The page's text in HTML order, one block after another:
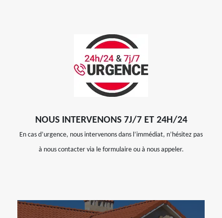
NOUS INTERVENONS 7J/7 ET 24H/24
En cas d’urgence, nous intervenons dans l’immédiat, n’hésitez pas
à nous contacter via le formulaire ou à nous appeler.